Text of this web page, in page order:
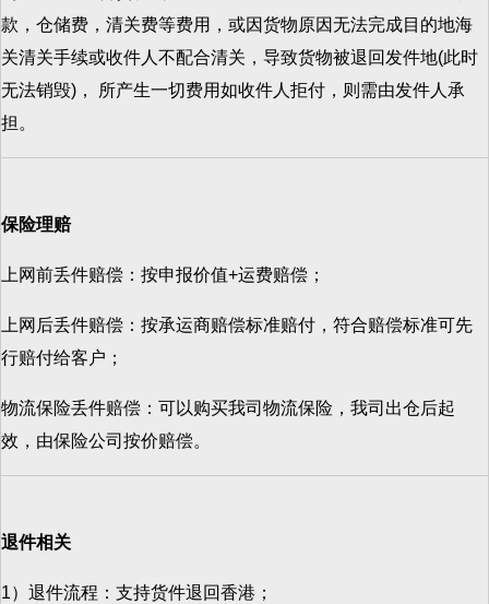
款，仓储费，清关费等费用，或因货物原因无法完成目的地海
关清关手续或收件人不配合清关，导致货物被退回发件地(此时
无法销毁)， 所产生一切费用如收件人拒付，则需由发件人承
担。
保险理赔
上网前丢件赔偿：按申报价值+运费赔偿；
上网后丢件赔偿：按承运商赔偿标准赔付，符合赔偿标准可先
行赔付给客户；
物流保险丢件赔偿：可以购买我司物流保险，我司出仓后起
效，由保险公司按价赔偿。
退件相关
1）退件流程：支持货件退回香港；